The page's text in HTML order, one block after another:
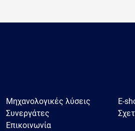
Μηχανολογικές λύσεις
Συνεργάτες
Επικοινωνία
E-